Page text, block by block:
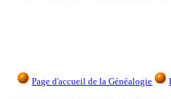
Page d'accueil de la Généalogie